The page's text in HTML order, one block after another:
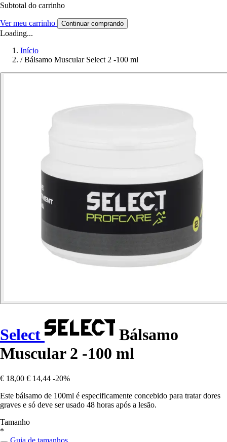
Subtotal do carrinho
Ver meu carrinho Continuar comprando
Loading...
Início
/ Bálsamo Muscular Select 2 -100 ml
Select
Bálsamo
Muscular 2 -100 ml
€ 18,00 € 14,44 -20%
Este bálsamo de 100ml é especificamente concebido para tratar dores
graves e só deve ser usado 48 horas após a lesão.
Tamanho
*
Guia de tamanhos